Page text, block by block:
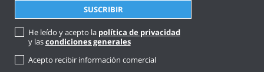
He leído y acepto la política de privacidad
y lascondiciones generales
Acepto recibir información comercial